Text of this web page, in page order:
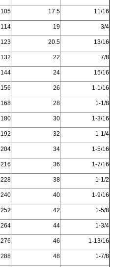
11/16
17.5
105
3/4
19
114
13/16
20.5
123
7/8
22
132
15/16
24
144
1-1/16
26
156
1-1/8
28
168
1-3/16
30
180
1-1/4
32
192
1-5/16
34
204
1-7/16
36
216
1-1/2
38
228
1-9/16
40
240
1-5/8
42
252
1-3/4
44
264
1-13/16
46
276
1-7/8
48
288